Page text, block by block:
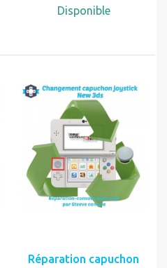
Disponible
Réparation capuchon